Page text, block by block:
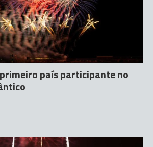
país participante no